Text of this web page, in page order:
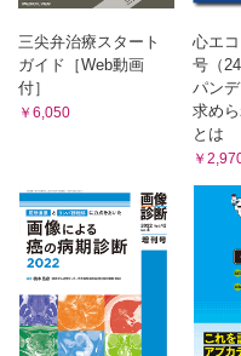
（後藤月美）
臨床検査Q&A
新型コロナウイルス感
在は抗原定性検査が
の検査との使い分け
Information
スペシャリストが実践す
2026年（第47回）緊急
VOICE読者のページ
MTパズル
編集後記・次号予告
三尖弁治療スタート
ガイド［Web動画
付］
￥6,050
心エ
号（
パン
求め
とは
￥